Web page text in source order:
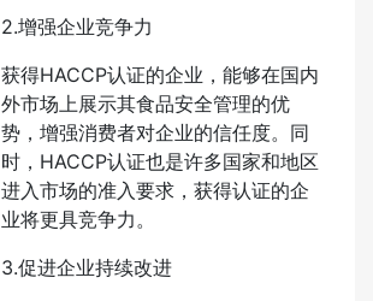
2.增强企业竞争力
获得HACCP认证的企业，能够在国内
外市场上展示其食品安全管理的优
势，增强消费者对企业的信任度。同
时，HACCP认证也是许多国家和地区
进入市场的准入要求，获得认证的企
业将更具竞争力。
3.促进企业持续改进